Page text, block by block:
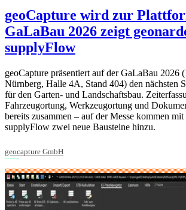
geoCapture wird zur
GaLaBau 2026 zeigt
supplyFlow
geoCapture präsentiert auf der GaLaBau 2026
Nürnberg, Halle 4A, Stand 404) den nächsten
für den Garten- und Landschaftsbau.
Fahrzeugortung, Werkzeugortung und
bereits zusammen – auf der Messe kommen
supplyFlow zwei neue Bausteine hinzu.
geocapture GmbH